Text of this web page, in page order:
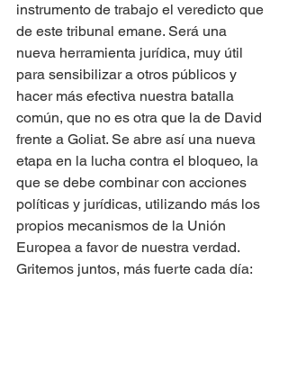
instrumento de trabajo el veredicto que
de este tribunal emane. Será una
nueva herramienta jurídica, muy útil
para sensibilizar a otros públicos y
hacer más efectiva nuestra batalla
común, que no es otra que la de David
frente a Goliat. Se abre así una nueva
etapa en la lucha contra el bloqueo, la
que se debe combinar con acciones
políticas y jurídicas, utilizando más los
propios mecanismos de la Unión
Europea a favor de nuestra verdad.
Gritemos juntos, más fuerte cada día: